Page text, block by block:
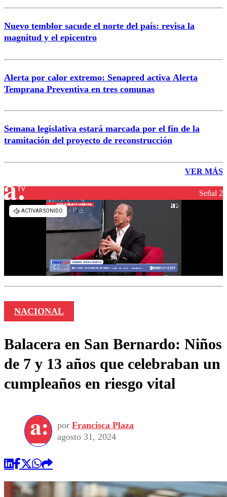
Nuevo temblor sacude el norte del país: revisa la
magnitud y el epicentro
Alerta por calor extremo: Senapred activa Alerta
Temprana Preventiva en tres comunas
Semana legislativa estará marcada por el fin de la
tramitación del proyecto de reconstrucción
VER MÁS
Señal 2
NACIONAL
Balacera en San Bernardo: Niños
de 7 y 13 años que celebraban un
cumpleaños en riesgo vital
por Francisca Plaza
agosto 31, 2024